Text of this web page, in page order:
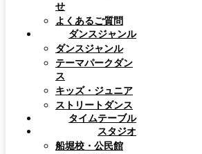
せ
よくあるご質問
ダンスジャンル
ダンスジャンル
テーマパークダン
ス
キッズ・ジュニア
ストリートダンス
タイムテーブル
スタジオ
船堀校・公民館